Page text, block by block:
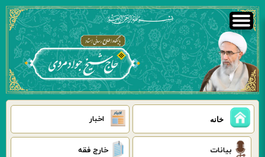
پرش
محتوا
خانه اخبار
بیانات خارج فقه